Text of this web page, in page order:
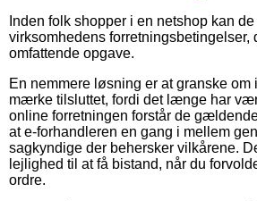
Inden folk shopper i en netshop kan
virksomhedens forretningsbetingelser,
omfattende opgave.
En nemmere løsning er at granske om
mærke tilsluttet, fordi det længe har
online forretningen forstår de
at e-forhandleren en gang i mellem
sagkyndige der behersker vilkårene.
lejlighed til at få bistand, når du
ordre.